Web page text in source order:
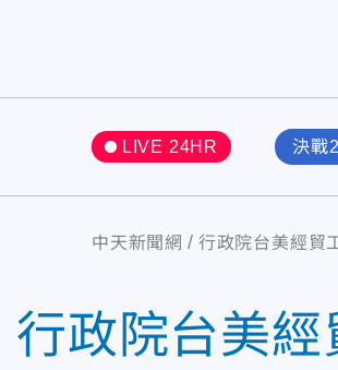
LIVE 24HR 決戰
中天新聞網 行政院台美經貿
行政院台美經